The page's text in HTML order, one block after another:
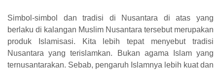
Simbol-simbol dan tradisi di Nusantara di atas yang
berlaku di kalangan Muslim Nusantara tersebut merupakan
produk Islamisasi. Kita lebih tepat menyebut tradisi
Nusantara yang terislamkan. Bukan agama Islam yang
ternusantarakan. Sebab, pengaruh Islamnya lebih kuat dan